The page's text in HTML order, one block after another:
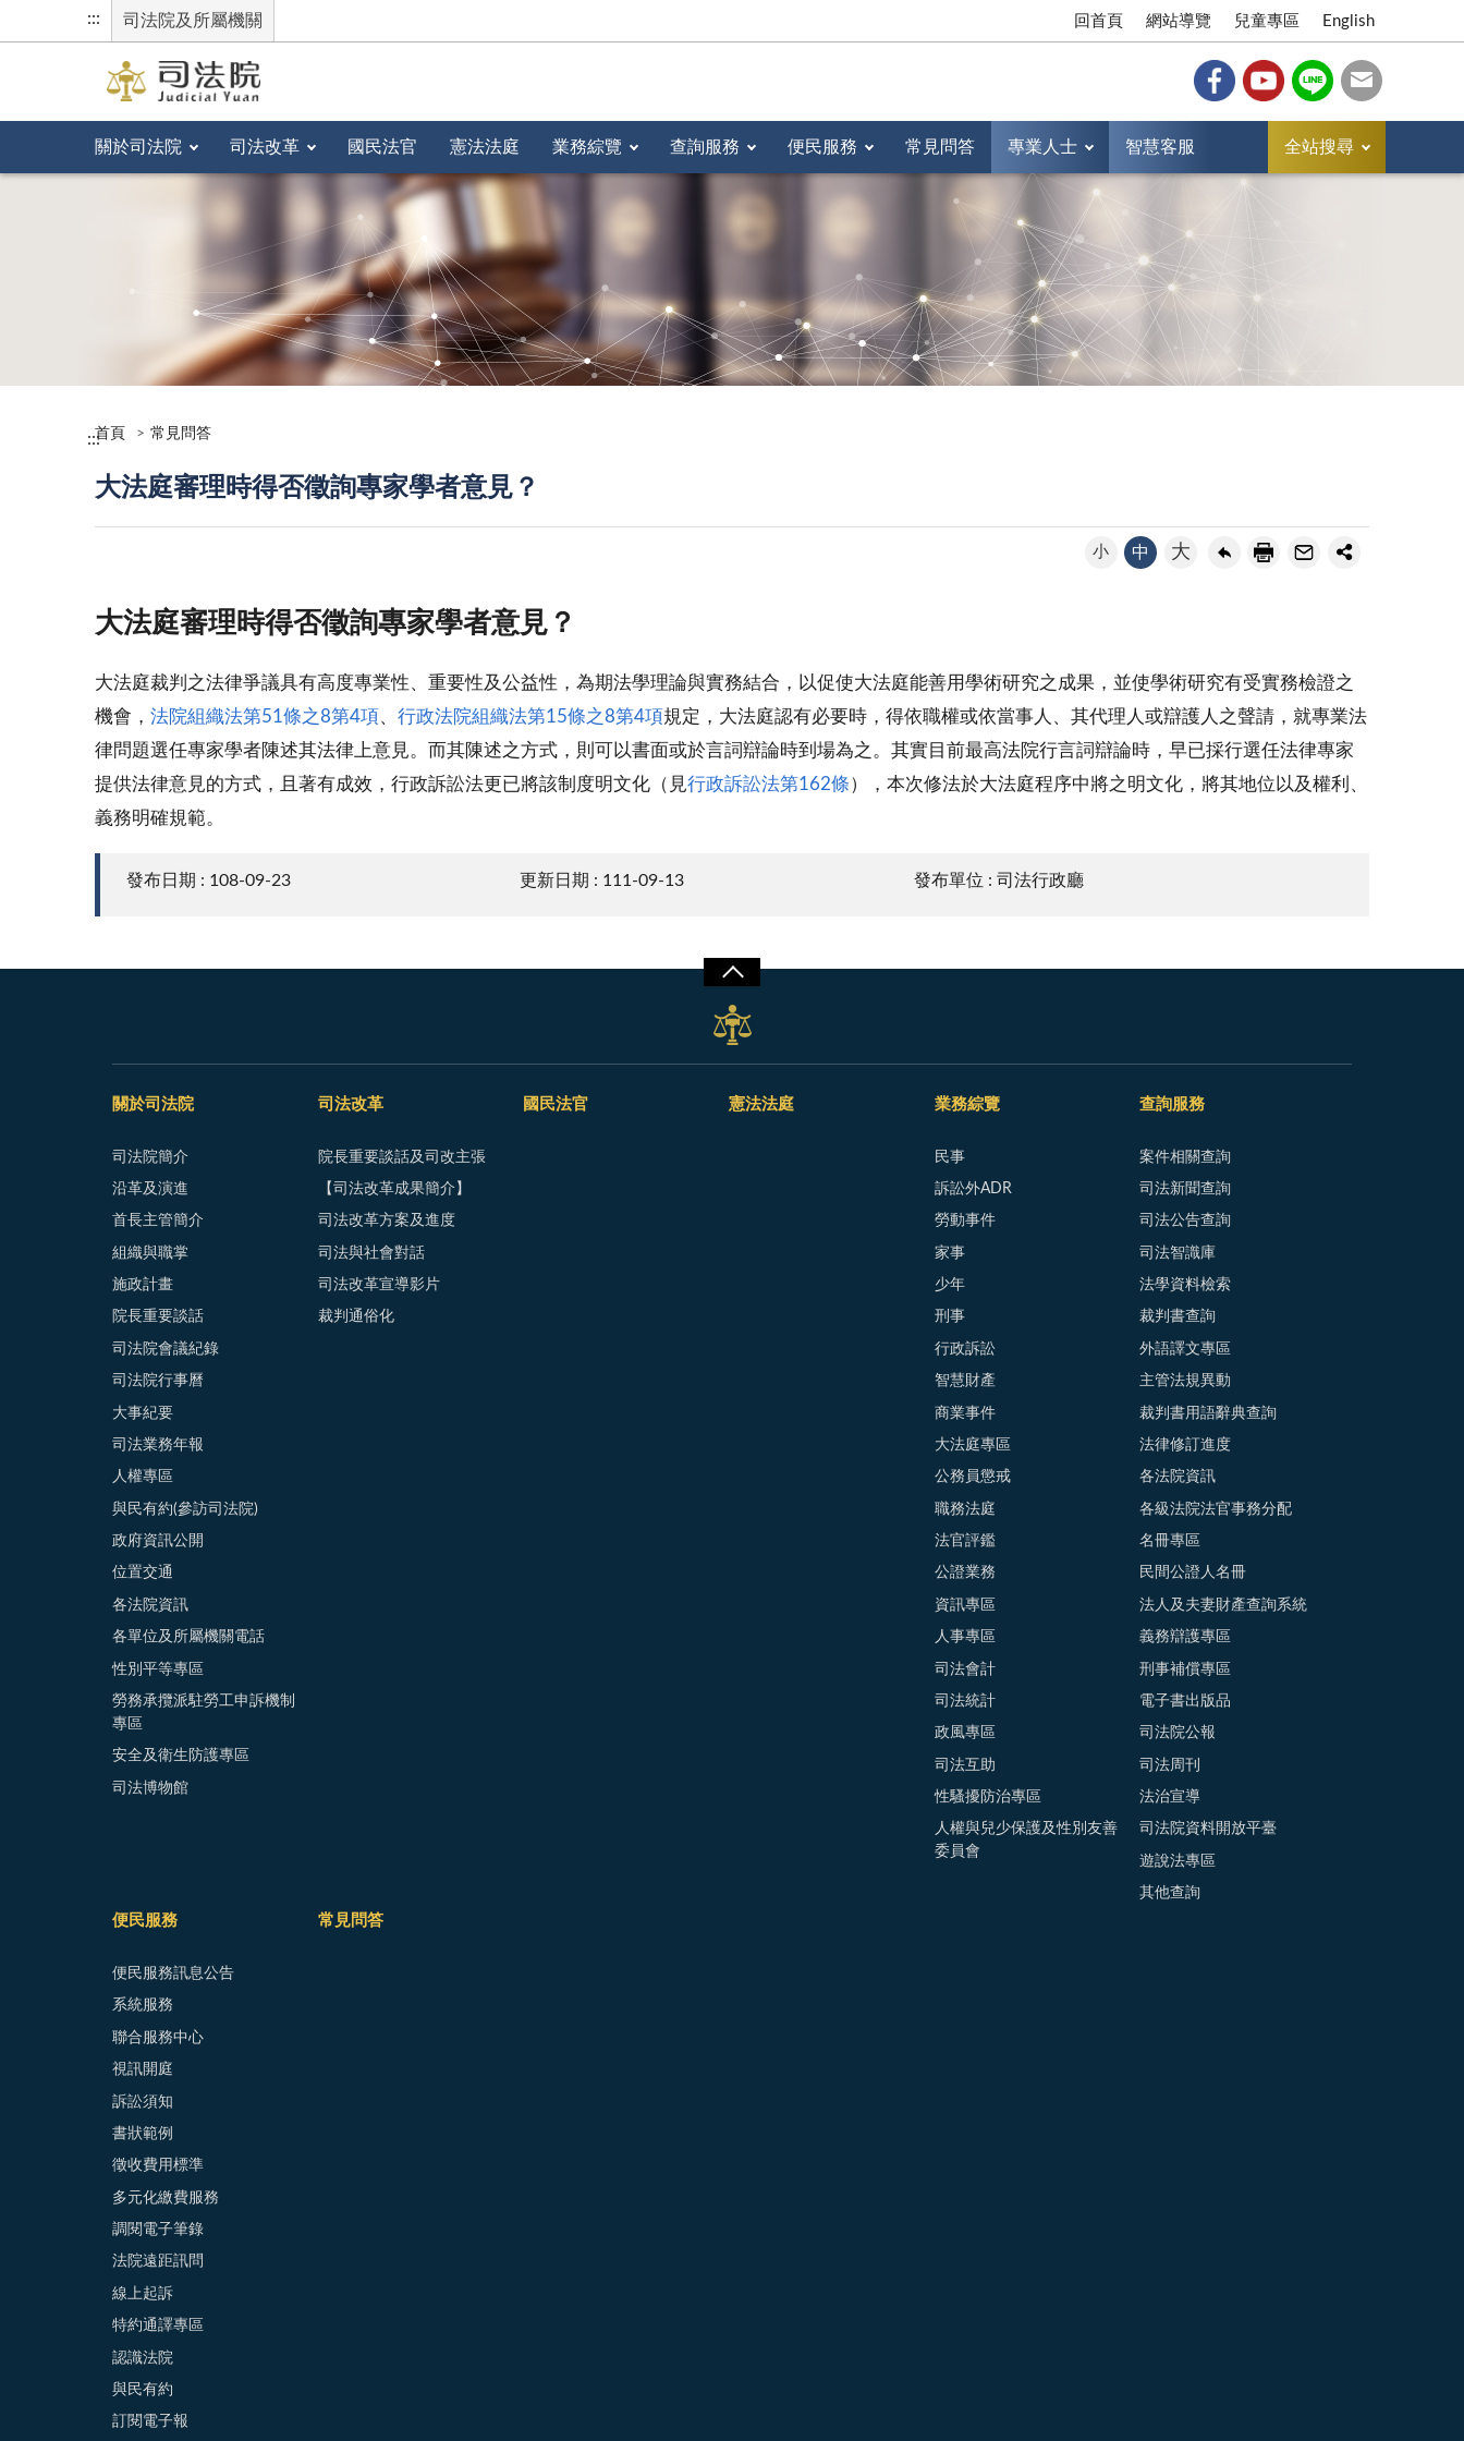
::: 司法院及所屬機關 回首頁 網站導覽 兒童專區 English
關於司法院 司法改革 國民法官 憲法法庭 業務綜覽 查詢服務 便民服務 常見問答 專業人士 智慧客服 全站搜尋
:::首頁 常見問答
大法庭審理時得否徵詢專家學者意見？
小 中 大
大法庭審理時得否徵詢專家學者意見？
大法庭裁判之法律爭議具有高度專業性、重要性及公益性，為期法學理論與實務結合，以促使大法庭能善用學術研究之成果，並使學術研究有受實務檢證之
機會， 法院組織法第51條之8第4項、 行政法院組織法第15條之8第4項規定，大法庭認有必要時，得依職權或依當事人、其代理人或辯護人之聲請，就專業法
律問題選任專家學者陳述其法律上意見。而其陳述之方式，則可以書面或於言詞辯論時到場為之。其實目前最高法院行言詞辯論時，早已採行選任法律專家
提供法律意見的方式，且著有成效，行政訴訟法更已將該制度明文化（見行政訴訟法第162條），本次修法於大法庭程序中將之明文化，將其地位以及權利、
義務明確規範。
發布日期 : 108-09-23 更新日期 : 111-09-13 發布單位 : 司法行政廳
關於司法院
司法院簡介
沿革及演進
首長主管簡介
組織與職掌
施政計畫
院長重要談話
司法院會議紀錄
司法院行事曆
大事紀要
司法業務年報
人權專區
與民有約(參訪司法院)
政府資訊公開
位置交通
各法院資訊
各單位及所屬機關電話
性別平等專區
勞務承攬派駐勞工申訴機制
專區
安全及衛生防護專區
司法博物館
司法改革
院長重要談話及司改主張
【司法改革成果簡介】
司法改革方案及進度
司法與社會對話
司法改革宣導影片
裁判通俗化
國民法官 憲法法庭 業務綜覽
民事
訴訟外ADR
勞動事件
家事
少年
刑事
行政訴訟
智慧財產
商業事件
大法庭專區
公務員懲戒
職務法庭
法官評鑑
公證業務
資訊專區
人事專區
司法會計
司法統計
政風專區
司法互助
性騷擾防治專區
人權與兒少保護及性別友善
委員會
查詢服務
案件相關查詢
司法新聞查詢
司法公告查詢
司法智識庫
法學資料檢索
裁判書查詢
外語譯文專區
主管法規異動
裁判書用語辭典查詢
法律修訂進度
各法院資訊
各級法院法官事務分配
名冊專區
民間公證人名冊
法人及夫妻財產查詢系統
義務辯護專區
刑事補償專區
電子書出版品
司法院公報
司法周刊
法治宣導
司法院資料開放平臺
遊說法專區
其他查詢
便民服務
便民服務訊息公告
系統服務
聯合服務中心
視訊開庭
訴訟須知
書狀範例
徵收費用標準
多元化繳費服務
調閱電子筆錄
法院遠距訊問
線上起訴
特約通譯專區
認識法院
與民有約
訂閱電子報
常見問答